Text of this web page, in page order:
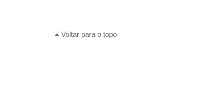
Voltar para o topo